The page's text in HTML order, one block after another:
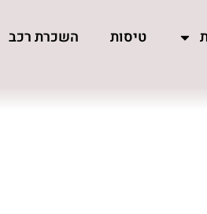
טיסות
השכרת רכב